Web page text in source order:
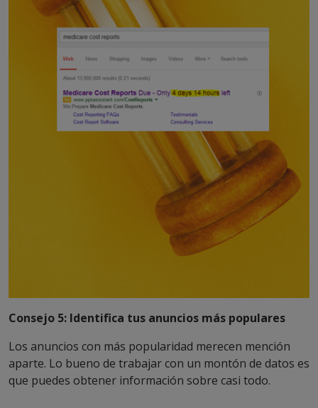
Consejo 5: Identifica tus anuncios más populares
Los anuncios con más popularidad merecen mención
aparte. Lo bueno de trabajar con un montón de datos es
que puedes obtener información sobre casi todo.